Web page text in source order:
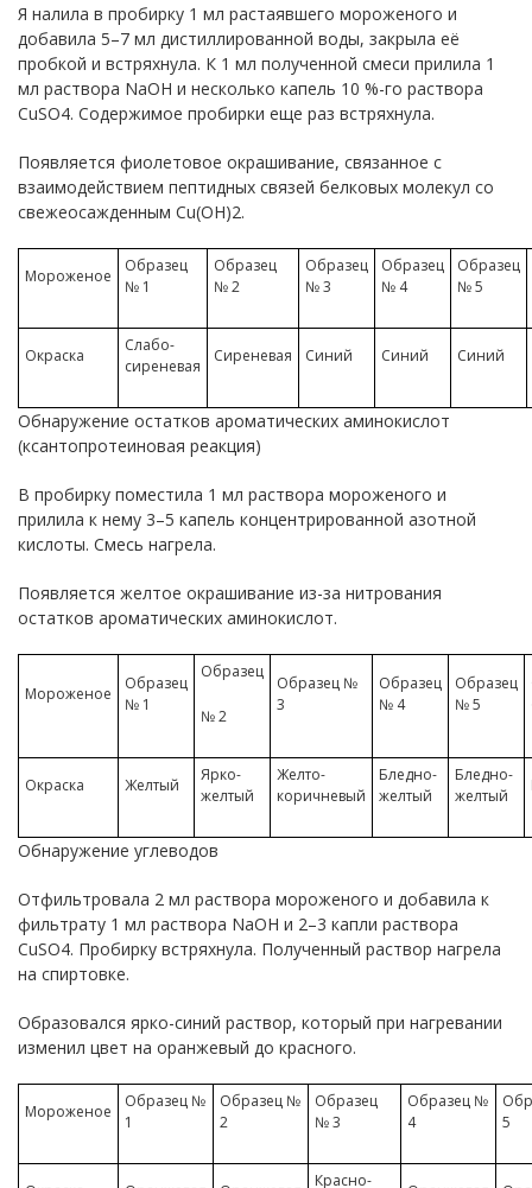
Я налила в пробирку 1 мл растаявшего мороженого и
добавила 5–7 мл дистиллированной воды, закрыла её
пробкой и встряхнула. К 1 мл полученной смеси прилила 1
мл раствора NaOH и несколько капель 10 %-го раствора
CuSO4. Содержимое пробирки еще раз встряхнула.
Появляется фиолетовое окрашивание, связанное с
взаимодействием пептидных связей белковых молекул со
свежеосажденным Cu(OH)2.
Мороженое
Образец
№ 1
Образец
№ 2
Образец
№ 3
Образец
№ 4
Образец
№ 5
Окраска
Слабо-
сиреневая
Сиреневая Синий Синий Синий
Обнаружение остатков ароматических аминокислот
(ксантопротеиновая реакция)
В пробирку поместила 1 мл раствора мороженого и
прилила к нему 3–5 капель концентрированной азотной
кислоты. Смесь нагрела.
Появляется желтое окрашивание из-за нитрования
остатков ароматических аминокислот.
Мороженое
Образец
№ 1
Образец
№ 2
Образец №
3
Образец
№ 4
Образец
№ 5
Окраска Желтый
Ярко-
желтый
Желто-
коричневый
Бледно-
желтый
Бледно-
желтый
Обнаружение углеводов
Отфильтровала 2 мл раствора мороженого и добавила к
фильтрату 1 мл раствора NaOH и 2–3 капли раствора
CuSO4. Пробирку встряхнула. Полученный раствор нагрела
на спиртовке.
Образовался ярко-синий раствор, который при нагревании
изменил цвет на оранжевый до красного.
Мороженое
Образец №
1
Образец №
2
Образец
№ 3
Образец №
4
5
Красно-